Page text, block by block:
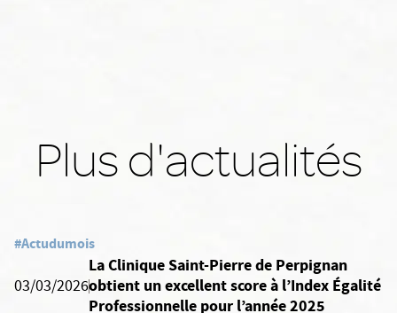
Plus d'actualités
#Actudumois
03/03/2026
La Clinique Saint-Pierre de Perpignan
obtient un excellent score à l’Index Égalité
Professionnelle pour l’année 2025